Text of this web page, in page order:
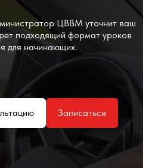
ЦВВМ уточнит ваш
подходящий формат уроков
для начинающих.
Записаться
"ЦВВМ"